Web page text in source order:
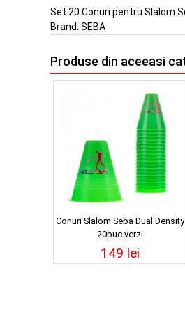
Set 20 Conuri pentru Slalom
Brand: SEBA
Produse din aceeasi
Conuri Slalom Seba Dual Density
20buc verzi
149 lei